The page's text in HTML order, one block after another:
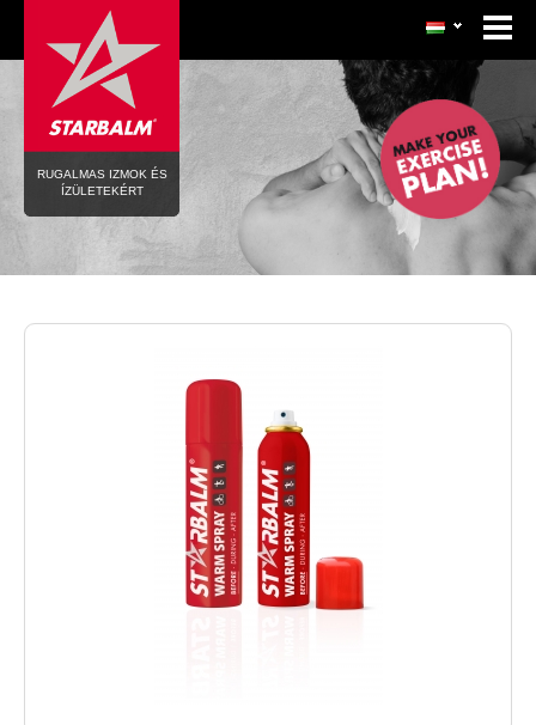
RUGALMAS IZMOK ÉS
ÍZÜLETEKÉRT